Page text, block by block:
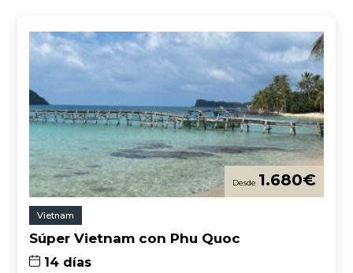
1.680€
Vietnam
Súper Vietnam con Phu Quoc
14 días